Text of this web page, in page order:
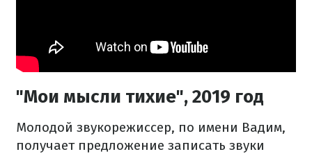
"Мои мысли тихие", 2019 год
Молодой звукорежиссер, по имени Вадим,
получает предложение записать звуки